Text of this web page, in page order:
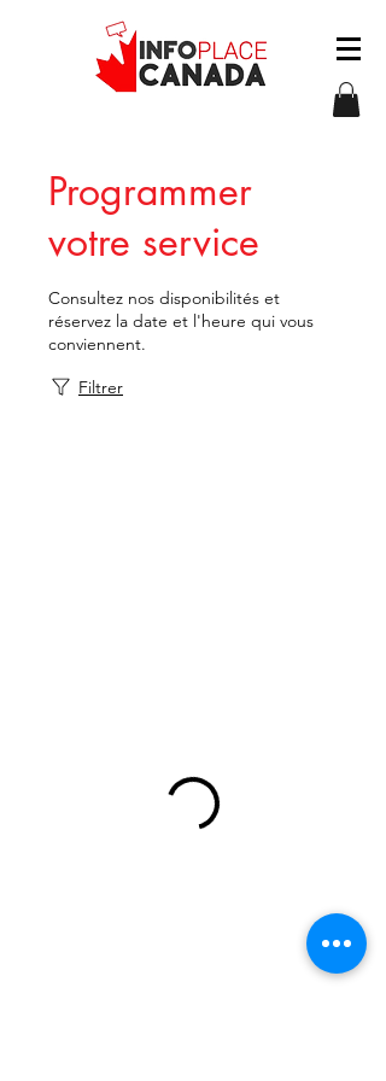
Programmer
votre service
Consultez nos disponibilités et
réservez la date et l'heure qui vous
conviennent.
Filtrer